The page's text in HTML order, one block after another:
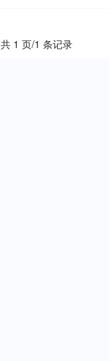
共 1 页/1 条记录